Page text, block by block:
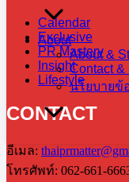
About
About &
Contact &
นโยบายข้
Calendar
Exclusive
PR Mastery
Insight
Lifestyle
CONTACT
อีเมล:
โทรศัพท์: 062-661-